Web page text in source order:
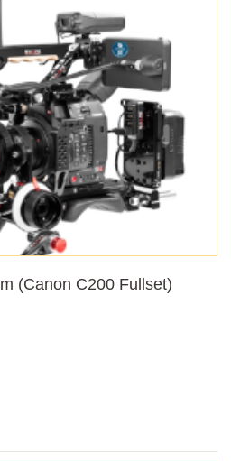
(Canon C200 Fullset)